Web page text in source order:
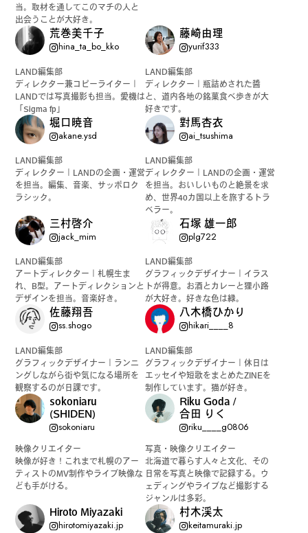
JOIN US !
LAND公式サポーターはこちら
のマチの、一歩先を一緒に探してくれる仲間「サポー
ター」を募集中！公式LINEで編集部と直接チャットで
やりとりできる場所。おすすめのお店や特集してほし
い内容など何でも話そう。
当。取材を通してこのマチの人と
出会うことが大好き。
荒巻美千子
hina_ta_bo_kko
LAND編集部
ディレクター兼コピーライター｜
LANDでは写真撮影も担当。愛機は
「Sigma fp」
藤崎由理
yurif333
LAND編集部
ディレクター｜瓶詰めされた醬
と、道内各地の銘菓食べ歩きが大
好きです。
堀口暁音
akane.ysd
LAND編集部
ディレクター｜LANDの企画・運営
を担当。編集、音楽、サッポロク
ラシック。
對馬杏衣
ai_tsushima
LAND編集部
ディレクター｜LANDの企画・運営
を担当。おいしいものと絶景を求
め、世界40カ国以上を旅するトラ
ベラー。
三村啓介
jack_mim
LAND編集部
アートディレクター｜札幌生ま
れ、B型。アートディレクションと
デザインを担当。音楽好き。
石塚 雄一郎
plg722
LAND編集部
グラフィックデザイナー｜イラス
トが得意。お酒とカレーと狸小路
が大好き。好きな色は緑。
佐藤翔吾
ss.shogo
LAND編集部
グラフィックデザイナー｜ランニ
ングしながら街や気になる場所を
観察するのが日課です。
八木橋ひかり
hikari____8
LAND編集部
グラフィックデザイナー｜休日は
エッセイや短歌をまとめたZINEを
制作しています。猫が好き。
sokoniaru
(SHIDEN)
sokoniaru
映像クリエイター
映像が好き！これまで札幌のアー
ティストのMV制作やライブ映像な
ども手がける。
Riku Goda /
合田 りく
riku____g0806
写真・映像クリエイター
北海道で暮らす人々と文化、その
日常を写真と映像で記録する。ウ
ェディングやライブなど撮影する
ジャンルは多彩。
Hiroto Miyazaki
hirotomiyazaki.jp
村木渓太
keitamuraki.jp